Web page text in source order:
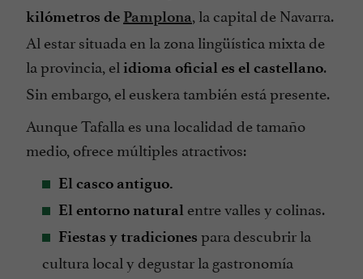
kilómetros de Pamplona, la capital de Navarra.
Al estar situada en la zona lingüística mixta de
la provincia, el idioma oficial es el castellano.
Sin embargo, el euskera también está presente.
Aunque Tafalla es una localidad de tamaño
medio, ofrece múltiples atractivos:
El casco antiguo.
El entorno natural entre valles y colinas.
Fiestas y tradiciones para descubrir la
cultura local y degustar la gastronomía